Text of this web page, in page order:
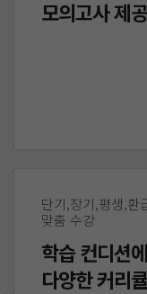
모의고사 제공
단기,장기,평생,환
맞춤 수강
학습 컨디션
다양한 커리